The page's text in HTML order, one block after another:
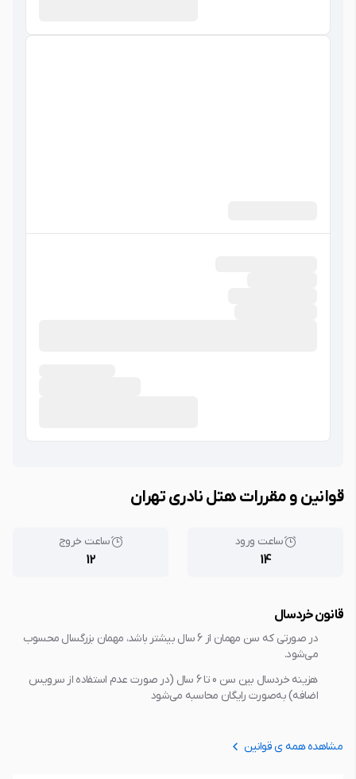
قوانین و مقررات هتل نادری تهران
ساعت ورود
14
ساعت خروج
12
قانون خردسال
در صورتی که سن مهمان از 6 سال بیشتر باشد، مهمان بزرگسال محسوب
می‌شود.
هزینه خردسال بین سن 0 تا 6 سال (در صورت عدم استفاده از سرویس
اضافه) به‌صورت رایگان محاسبه می‌شود
مشاهده همه ی قوانین